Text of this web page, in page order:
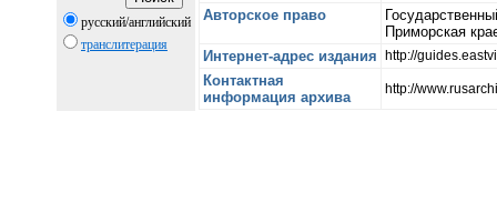
Авторское право
Приморская
Интернет-адрес издания
http://
Контактная
информация архива
http://
русский/английский
транслитерация